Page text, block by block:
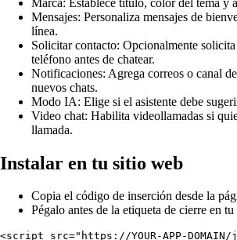
Mensajes: Personaliza mensajes de
línea.
Solicitar contacto: Opcionalmente
teléfono antes de chatear.
Notificaciones: Agrega correos o canal
nuevos chats.
Modo IA: Elige si el asistente debe
Video chat: Habilita videollamadas si
llamada.
Instalar en tu sitio web
Copia el código de inserción desde la
Pégalo antes de la etiqueta de cierre en